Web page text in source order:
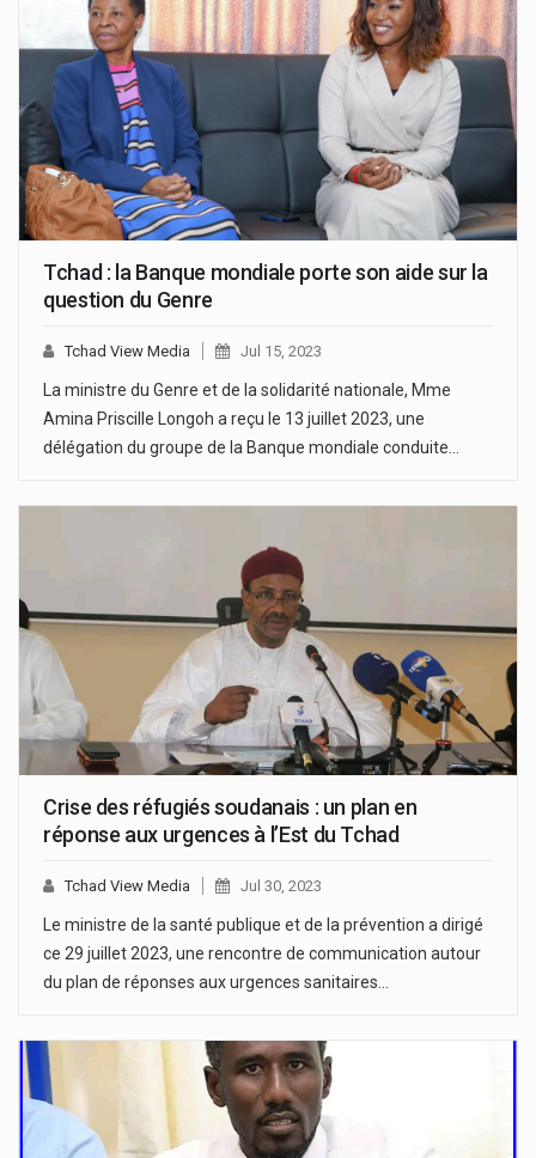
Tchad : la Banque mondiale porte son aide sur la
question du Genre
Tchad View Media Jul 15, 2023
La ministre du Genre et de la solidarité nationale, Mme
Amina Priscille Longoh a reçu le 13 juillet 2023, une
délégation du groupe de la Banque mondiale conduite…
Crise des réfugiés soudanais : un plan en
réponse aux urgences à l’Est du Tchad
Tchad View Media Jul 30, 2023
Le ministre de la santé publique et de la prévention a dirigé
ce 29 juillet 2023, une rencontre de communication autour
du plan de réponses aux urgences sanitaires…